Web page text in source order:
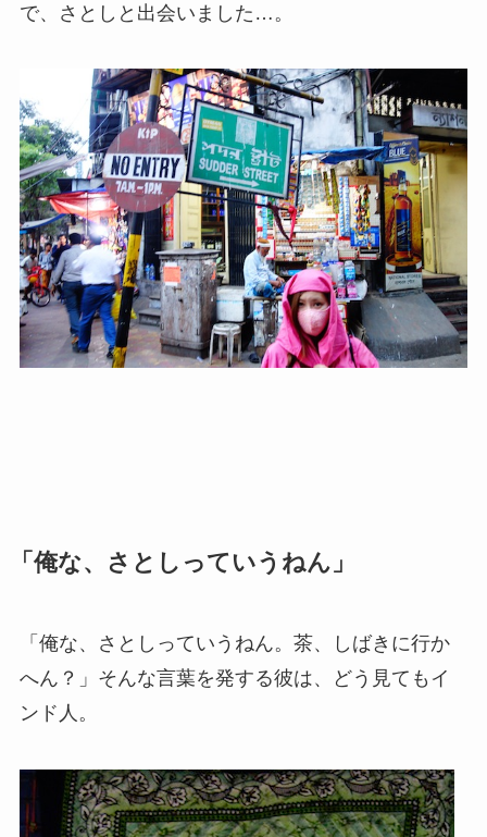
で、さとしと出会いました…。
「俺な、さとしっていうねん」
「俺な、さとしっていうねん。茶、しばきに行か
へん？」そんな言葉を発する彼は、どう見てもイ
ンド人。